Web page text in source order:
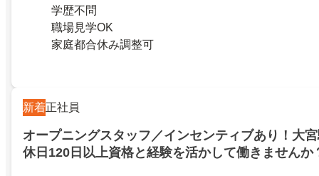
学歴不問
職場見学OK
家庭都合休み調整可
新着正社員
オープニングスタッフ／インセンティブあり！大
休日120日以上資格と経験を活かして働きませんか